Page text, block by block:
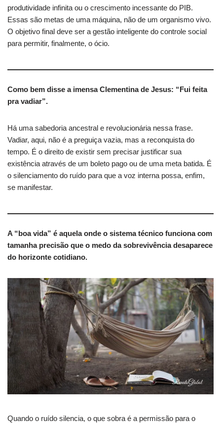
produtividade infinita ou o crescimento incessante do PIB.
Essas são metas de uma máquina, não de um organismo vivo.
O objetivo final deve ser a gestão inteligente do controle social
para permitir, finalmente, o ócio.
Como bem disse a imensa Clementina de Jesus: “Fui feita
pra vadiar”.
Há uma sabedoria ancestral e revolucionária nessa frase.
Vadiar, aqui, não é a preguiça vazia, mas a reconquista do
tempo. É o direito de existir sem precisar justificar sua
existência através de um boleto pago ou de uma meta batida. É
o silenciamento do ruído para que a voz interna possa, enfim,
se manifestar.
A “boa vida” é aquela onde o sistema técnico funciona com
tamanha precisão que o medo da sobrevivência desaparece
do horizonte cotidiano.
Quando o ruído silencia, o que sobra é a permissão para o